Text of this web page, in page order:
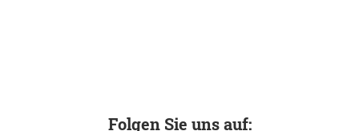
Folgen Sie uns auf: